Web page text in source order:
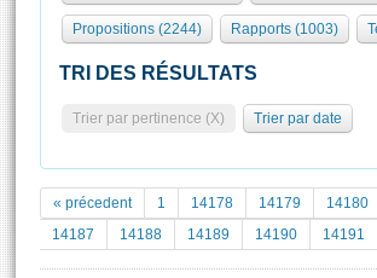
Groupes politiques
Europe et International
Pétitions
Documents parlementaires
Projets de loi
Organisation de l'Assemblée
Présidence Conférence des Présidents
Statistiques et chiffres clés
Documents de référence
( Constitution | Règlement de l'Assemblée ... )
Assister à une séance
La Bibliothèque
Les archives
Propositions (2244) Rapports (1003)
TRI DES RÉSULTATS
Trier par pertinence (X) Trier par date
« précedent 1 14178 14179 14180
14187
14188 14189 14190 14191